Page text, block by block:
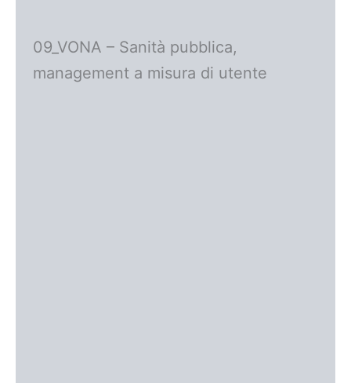
09_VONA – Sanità pubblica,
management a misura di utente